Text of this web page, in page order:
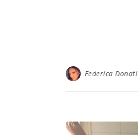
Federica Donati